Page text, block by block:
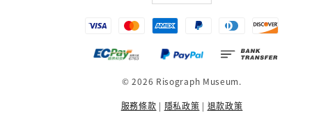
© 2026 Risograph Museum.
服務條款 | 隱私政策 | 退款政策